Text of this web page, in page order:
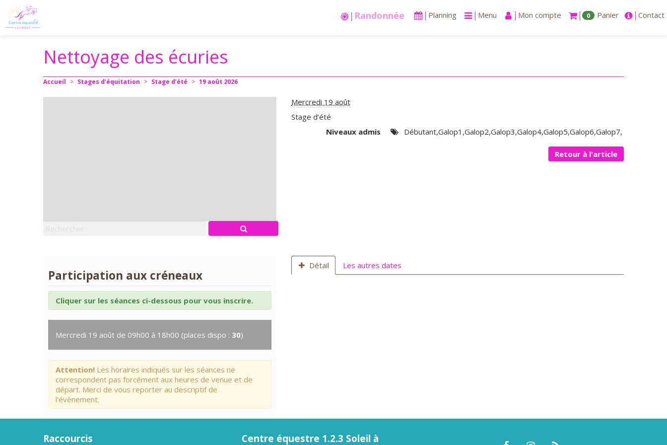
Randonnée Planning Menu Mon compte 0 Panier Contact
Nettoyage des écuries
Accueil > Stages d’équitation > Stage d’été > 19 août 2026
Mercredi 19 août
Stage d’été
Niveaux admis
Débutant,Galop1,Galop2,Galop3,Galop4,Galop5,Galop6,Galop7,
Retour à l'article
Détail Les autres dates
Participation aux créneaux
Cliquer sur les séances ci-dessous pour vous inscrire.
Mercredi 19 août de 09h00 à 18h00 (places dispo : 30)
Attention! Les horaires indiqués sur les séances ne
correspondent pas forcément aux heures de venue et de
départ. Merci de vous reporter au descriptif de
l'évènement.
Raccourcis
Centre équestre 1.2.3 Soleil à